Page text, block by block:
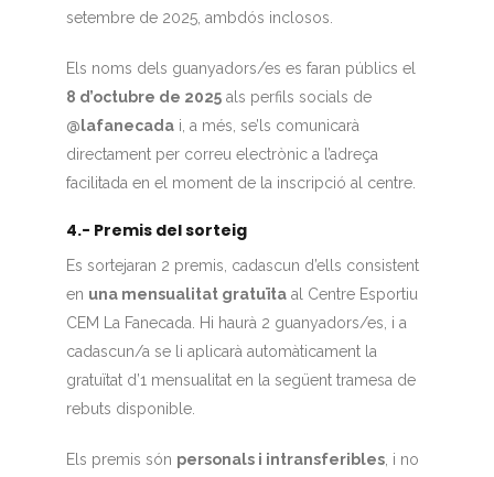
setembre de 2025, ambdós inclosos.
Els noms dels guanyadors/es es faran públics el
8 d’octubre de 2025als perfils socials de
@lafanecadai, a més, se’ls comunicarà
directament per correu electrònic a l’adreça
facilitada en el moment de la inscripció al centre.
4.- Premis del sorteig
Es sortejaran 2 premis, cadascun d’ells consistent
en una mensualitat gratuïtaal Centre Esportiu
CEM La Fanecada. Hi haurà 2 guanyadors/es, i a
cadascun/a se li aplicarà automàticament la
gratuïtat d’1 mensualitat en la següent tramesa de
rebuts disponible.
Els premis són personals i intransferibles, i no